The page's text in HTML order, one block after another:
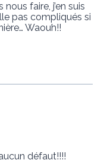
faire, j’en suis
pas compliqués si
Waouh!!
défaut!!!!